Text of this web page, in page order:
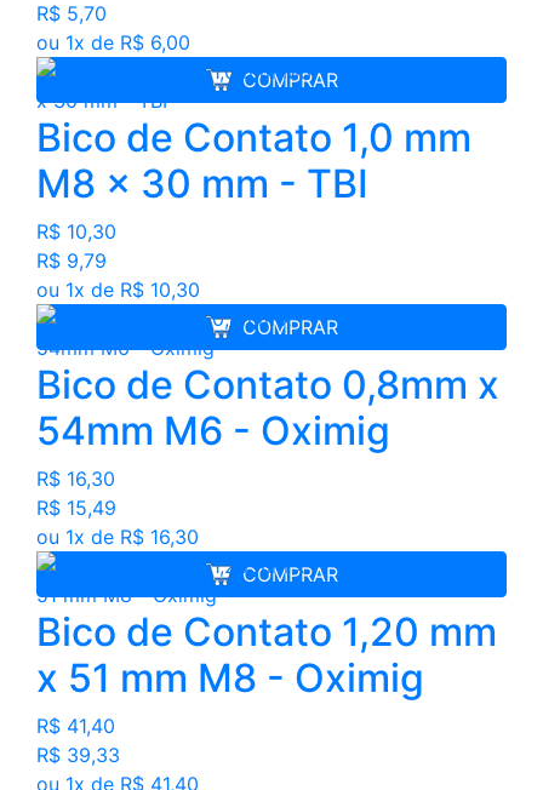
R$ 5,70
ou 1x de R$ 6,00
COMPRAR
Bico de Contato 1,0 mm
M8 x 30 mm - TBI
R$ 10,30
R$ 9,79
ou 1x de R$ 10,30
COMPRAR
Bico de Contato 0,8mm x
54mm M6 - Oximig
R$ 16,30
R$ 15,49
ou 1x de R$ 16,30
COMPRAR
Bico de Contato 1,20 mm
x 51 mm M8 - Oximig
R$ 41,40
R$ 39,33
ou 1x de R$ 41,40